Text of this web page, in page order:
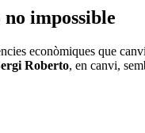
impossible
econòmiques que
Roberto, en canvi,